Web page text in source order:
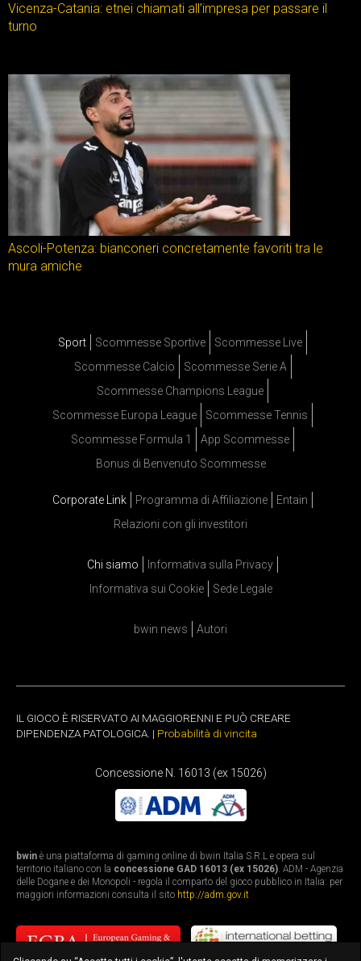
Vicenza-Catania: etnei chiamati all’impresa per passare il
turno
Ascoli-Potenza: bianconeri concretamente favoriti tra le
mura amiche
Sport Scommesse Sportive
Scommesse Live
Scommesse Calcio
Scommesse Serie A
Scommesse Champions League
Scommesse Europa League
Scommesse Tennis
Scommesse Formula 1
App Scommesse
Bonus di Benvenuto Scommesse
Corporate Link Programma di Affiliazione
Entain
Relazioni con gli investitori
Chi siamo
Informativa sulla Privacy
Informativa sui Cookie
Sede Legale
bwin news Autori
IL GIOCO È RISERVATO AI MAGGIORENNI E PUÒ CREARE
DIPENDENZA PATOLOGICA. | Probabilità di vincita
Concessione N. 16013 (ex 15026)
bwin è una piattaforma di gaming online di bwin Italia S.R.L e opera sul
territorio italiano con la concessione GAD 16013 (ex 15026). ADM - Agenzia
delle Dogane e dei Monopoli - regola il comparto del gioco pubblico in Italia: per
maggiori informazioni consulta il sito http://adm.gov.it